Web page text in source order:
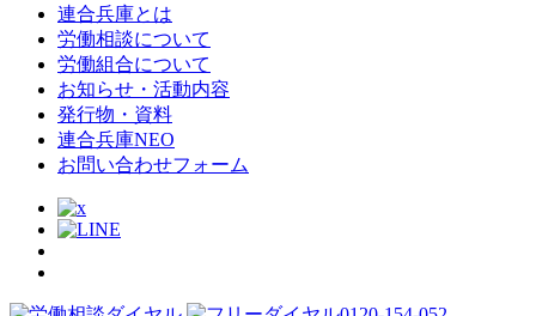
連合兵庫とは
労働相談について
労働組合について
お知らせ・活動内容
発行物・資料
連合兵庫NEO
お問い合わせフォーム